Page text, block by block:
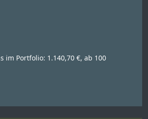
Portfolio: 1.140,70 €, ab 100